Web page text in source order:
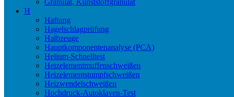
Granulat, Kunststoffgranulat
H
Haftung
Hagelschlagprüfung
Halbzeuge
Hauptkomponentenanalyse (PCA)
Helium-Schnelltest
Heizelementmuffenschweißen
Heizelementstumpfschweißen
Heizwendelschweißen
Hochdruck-Autoklaven-Test